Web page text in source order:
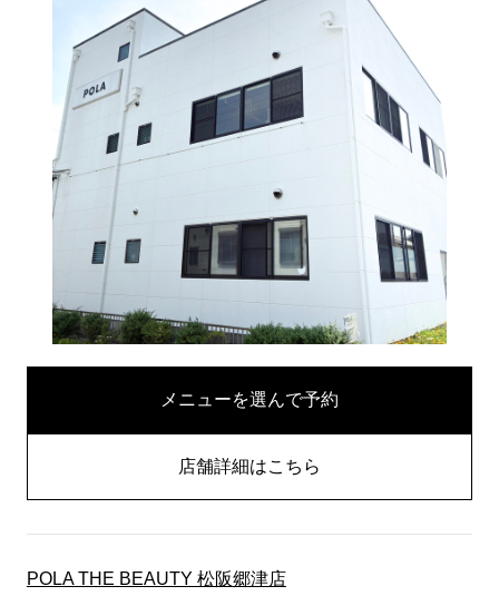
メニューを選んで予約
店舗詳細はこちら
POLA THE BEAUTY 松阪郷津店